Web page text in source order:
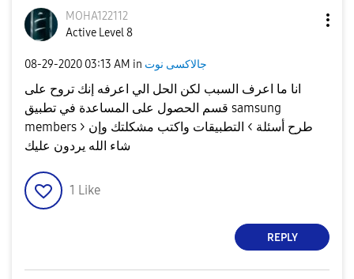
MOHA122112
Active Level 8
‎08-29-2020 03:13 AM in جالاكسى نوت
انا ما اعرف السبب لكن الحل الي اعرفه إنك تروح على
قسم الحصول على المساعدة في تطبيق samsung
members > طرح أسئلة > التطبيقات واكتب مشكلتك وإن
شاء الله يردون عليك
1 Like
REPLY